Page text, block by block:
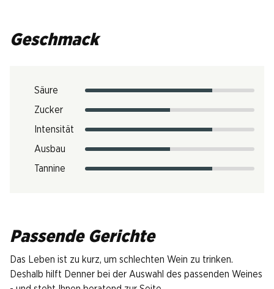
Geschmack
Säure
Zucker
Intensität
Ausbau
Tannine
Passende Gerichte
Das Leben ist zu kurz, um schlechten Wein zu trinken.
Deshalb hilft Denner bei der Auswahl des passenden Weines